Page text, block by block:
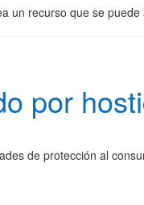
un recurso que se
por
de protección al